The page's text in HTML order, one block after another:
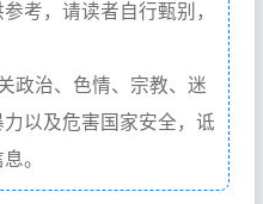
考，请读者自行甄别，
政治、色情、宗教、迷
以及危害国家安全，诋
。